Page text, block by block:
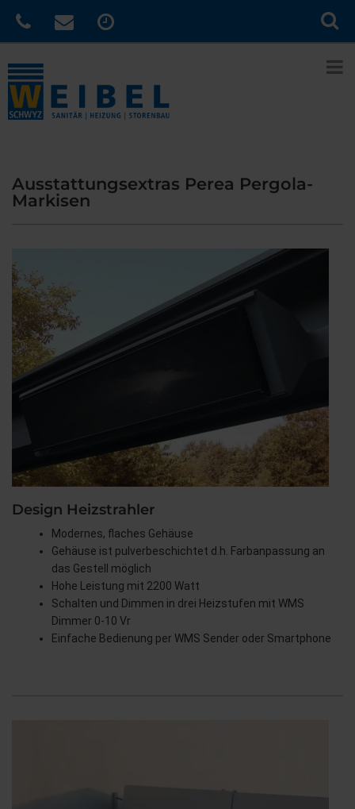
Ausstattungsextras Perea Pergola-
Markisen
Design Heizstrahler
Modernes, flaches Gehäuse
Gehäuse ist pulverbeschichtet d.h. Farbanpassung an
das Gestell möglich
Hohe Leistung mit 2200 Watt
Schalten und Dimmen in drei Heizstufen mit WMS
Dimmer 0-10 Vr
Einfache Bedienung per WMS Sender oder Smartphone